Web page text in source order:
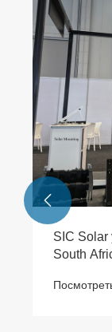
SIC Solar
South
